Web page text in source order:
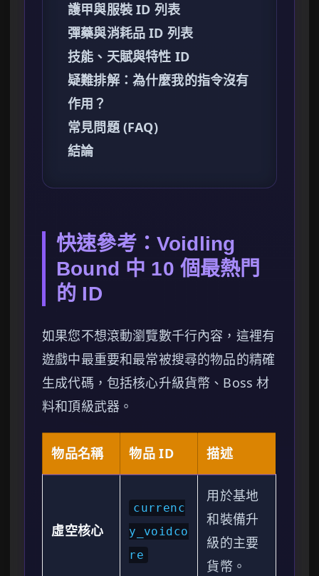
護甲與服裝 ID 列表
彈藥與消耗品 ID 列表
技能、天賦與特性 ID
疑難排解：為什麼我的指令沒有
作用？
常見問題 (FAQ)
結論
快速參考：Voidling
Bound 中 10 個最熱門
的 ID
如果您不想滾動瀏覽數千行內容，這裡有
遊戲中最重要和最常被搜尋的物品的精確
生成代碼，包括核心升級貨幣、Boss 材
料和頂級武器。
物品名稱 物品 ID 描述
虛空核心
currenc
y_voidco
re
用於基地
和裝備升
級的主要
貨幣。